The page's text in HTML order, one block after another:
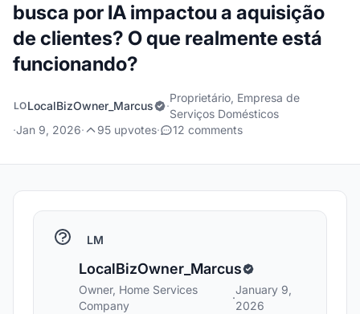
busca por IA impactou a aquisição
de clientes? O que realmente está
funcionando?
LOLocalBizOwner_Marcus ·
Proprietário, Empresa de
Serviços Domésticos
·Jan 9, 2026· 95 upvotes· 12 comments
LM
LocalBizOwner_Marcus
Owner, Home Services
Company
·
January 9,
2026